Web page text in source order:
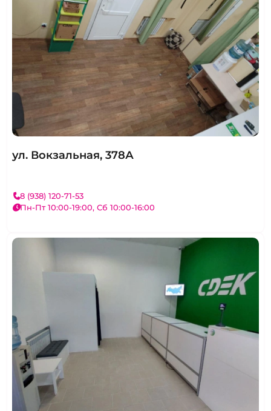
ул. Вокзальная, 378А
8 (938) 120-71-53
Пн-Пт 10:00-19:00, Сб 10:00-16:00